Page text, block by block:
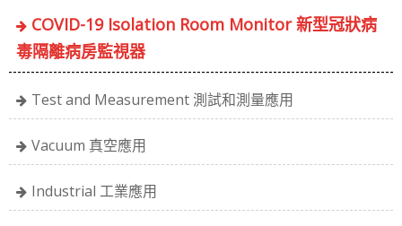
COVID-19 Isolation Room Monitor 新型冠狀病
毒隔離病房監視器
Test and Measurement 測試和測量應用
Vacuum 真空應用
Industrial 工業應用